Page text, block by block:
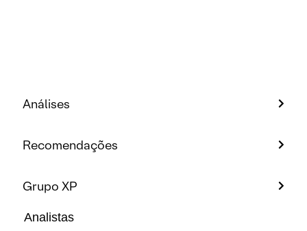
Análises
Recomendações
Grupo XP
Analistas